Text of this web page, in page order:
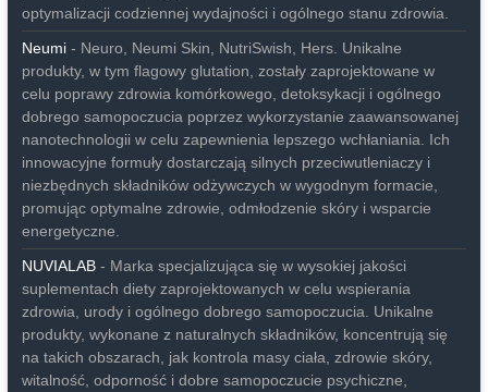
optymalizacji codziennej wydajności i ogólnego stanu zdrowia.
Neumi- Neuro, Neumi Skin, NutriSwish, Hers. Unikalne
produkty, w tym flagowy glutation, zostały zaprojektowane w
celu poprawy zdrowia komórkowego, detoksykacji i ogólnego
dobrego samopoczucia poprzez wykorzystanie zaawansowanej
nanotechnologii w celu zapewnienia lepszego wchłaniania. Ich
innowacyjne formuły dostarczają silnych przeciwutleniaczy i
niezbędnych składników odżywczych w wygodnym formacie,
promując optymalne zdrowie, odmłodzenie skóry i wsparcie
energetyczne.
NUVIALAB- Marka specjalizująca się w wysokiej jakości
suplementach diety zaprojektowanych w celu wspierania
zdrowia, urody i ogólnego dobrego samopoczucia. Unikalne
produkty, wykonane z naturalnych składników, koncentrują się
na takich obszarach, jak kontrola masy ciała, zdrowie skóry,
witalność, odporność i dobre samopoczucie psychiczne,